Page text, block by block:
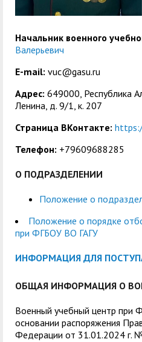
Международная
деятельность
Закупки
организация высшей
школы
Центр тестирования
по русскому языку
Образовательный
модуль «Обучение
Начальник военного
Валерьевич
E-mail: vuc@gasu.ru
Адрес: 649000, Республика
Ленина, д. 9/1, к. 207
Страница ВКонтакте:
Телефон: +79609688285
О ПОДРАЗДЕЛЕНИИ
Положение о
Положение о порядке
при ФГБОУ ВО ГАГУ
ИНФОРМАЦИЯ ДЛЯ
ОБЩАЯ ИНФОРМАЦИЯ О
Военный учебный центр при
основании распоряжения
Федерации от 31.01.2024 г.